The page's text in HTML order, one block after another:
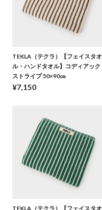
TEKLA（テクラ）【フェイスタオ
ル・ハンドタオル】コディアック
ストライプ 50×90㎝
¥7,150
TEKLA（テクラ）【フェイスタオ